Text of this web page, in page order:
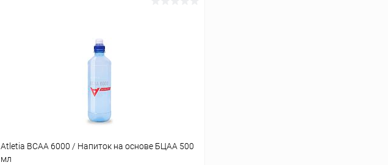
Atletia BCAA 6000 / Напиток на основе БЦАА 500
мл